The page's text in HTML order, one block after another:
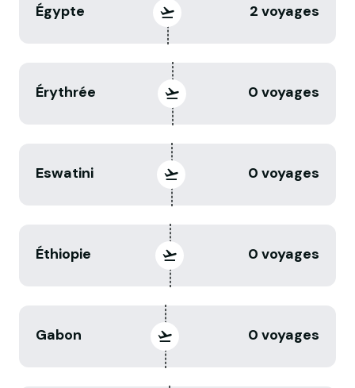
Égypte 2 voyages
Érythrée 0 voyages
Eswatini 0 voyages
Éthiopie 0 voyages
Gabon 0 voyages